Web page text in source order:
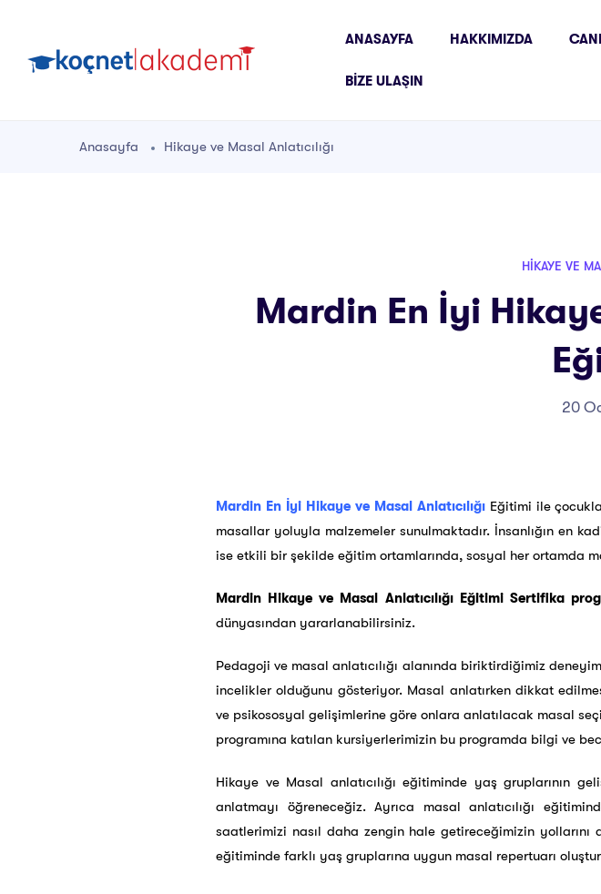
ANASAYFA HAKKIMIZDA
BIZE ULAŞIN
Anasayfa Hikaye ve Masal Anlatıcılığı
HIKAYE VE
Mardin En İyi
20
Mardin En İyi Hikaye ve Masal AnlatıcılığıEğitimi ile
masallar yoluyla malzemeler sunulmaktadır. İnsanlığın en
ise etkili bir şekilde eğitim ortamlarında, sosyal her ortamda
Mardin Hikaye ve Masal Anlatıcılığı Eğitimi Sertifika
dünyasından yararlanabilirsiniz.
Pedagoji ve masal anlatıcılığı alanında biriktirdiğimiz
incelikler olduğunu gösteriyor. Masal anlatırken dikkat
ve psikososyal gelişimlerine göre onlara anlatılacak masal
programına katılan kursiyerlerimizin bu programda bilgi ve
Hikaye ve Masal anlatıcılığı eğitiminde yaş gruplarının
anlatmayı öğreneceğiz. Ayrıca masal anlatıcılığı
saatlerimizi nasıl daha zengin hale getireceğimizin yollarını
eğitiminde farklı yaş gruplarına uygun masal repertuarı